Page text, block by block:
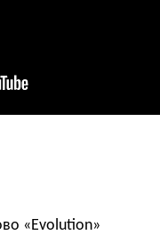
«Evolution»